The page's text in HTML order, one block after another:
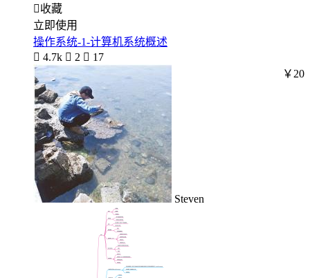
收藏
立即使用
操作系统-1-计算机系统概述
 4.7k  2  17
Steven
￥20